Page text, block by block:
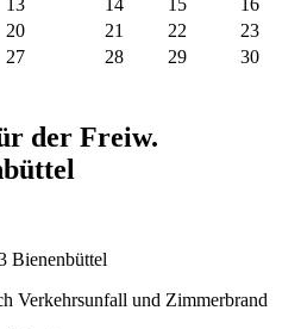
20 21 22
23
27 28 29
30
der Freiw.
Bienenbüttel
Verkehrsunfall und Zimmerbrand